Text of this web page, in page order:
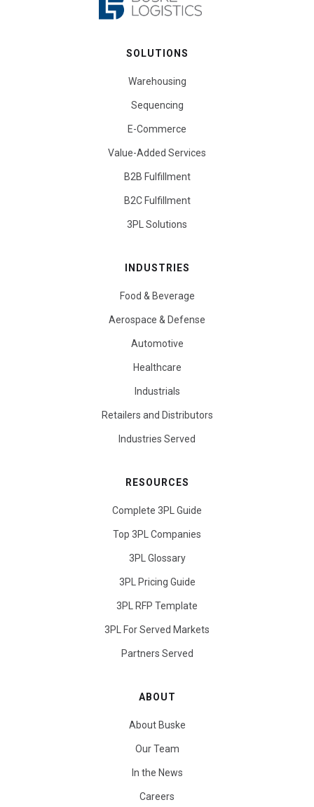
SOLUTIONS
Warehousing
Sequencing
E-Commerce
Value-Added Services
B2B Fulfillment
B2C Fulfillment
3PL Solutions
INDUSTRIES
Food & Beverage
Aerospace & Defense
Automotive
Healthcare
Industrials
Retailers and Distributors
Industries Served
RESOURCES
Complete 3PL Guide
Top 3PL Companies
3PL Glossary
3PL Pricing Guide
3PL RFP Template
3PL For Served Markets
Partners Served
ABOUT
About Buske
Our Team
In the News
Careers